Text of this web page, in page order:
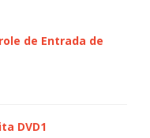
de Entrada de
DVD1